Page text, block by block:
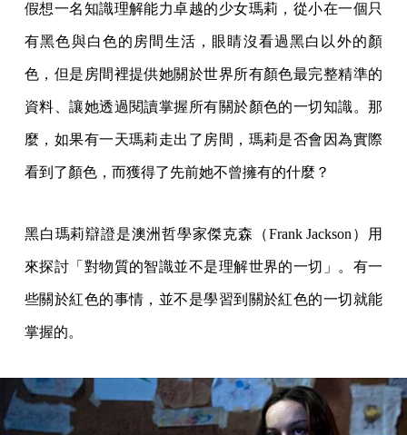
假想一名知識理解能力卓越的少女瑪莉，從小在一個只
有黑色與白色的房間生活，眼睛沒看過黑白以外的顏
色，但是房間裡提供她關於世界所有顏色最完整精準的
資料、讓她透過閱讀掌握所有關於顏色的一切知識。那
麼，如果有一天瑪莉走出了房間，瑪莉是否會因為實際
看到了顏色，而獲得了先前她不曾擁有的什麼？
黑白瑪莉辯證是澳洲哲學家傑克森（Frank Jackson）用
來探討「對物質的智識並不是理解世界的一切」。有一
些關於紅色的事情，並不是學習到關於紅色的一切就能
掌握的。